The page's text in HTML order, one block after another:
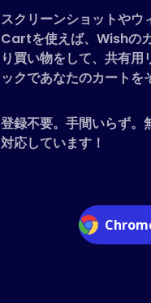
スクリーンショットや
Cartを使えば、Wishの
り買い物をして、共有
ックであなたのカートを
登録不要。手間いらず。
対応しています！